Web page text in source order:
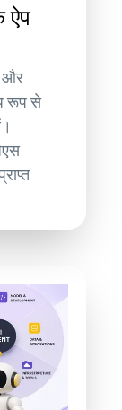
ऐप
और
रूप से